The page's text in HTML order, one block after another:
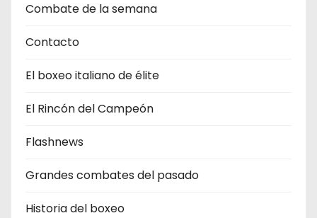
Combate de la semana
Contacto
El boxeo italiano de élite
El Rincón del Campeón
Flashnews
Grandes combates del pasado
Historia del boxeo